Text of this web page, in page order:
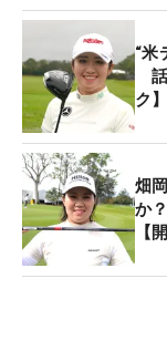
めようと思いま
今週のブレーデ
ついては、「感
思っても少し食
レがある。思っ
と警戒している
だ。
“米
話
ク】
畑
か
【